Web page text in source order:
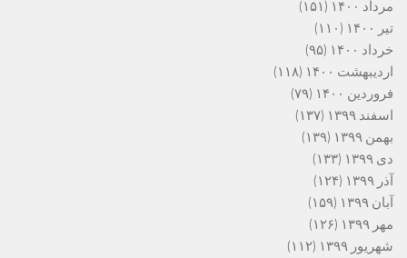
مرداد ۱۴۰۰
(۱۵۱)
تیر ۱۴۰۰
(۱۱۰)
خرداد ۱۴۰۰
(۹۵)
اردیبهشت ۱۴۰۰
(۱۱۸)
فروردین ۱۴۰۰
(۷۹)
اسفند ۱۳۹۹
(۱۳۷)
بهمن ۱۳۹۹
(۱۳۹)
دی ۱۳۹۹
(۱۳۳)
آذر ۱۳۹۹
(۱۲۴)
آبان ۱۳۹۹
(۱۵۹)
مهر ۱۳۹۹
(۱۲۶)
شهریور ۱۳۹۹
(۱۱۲)